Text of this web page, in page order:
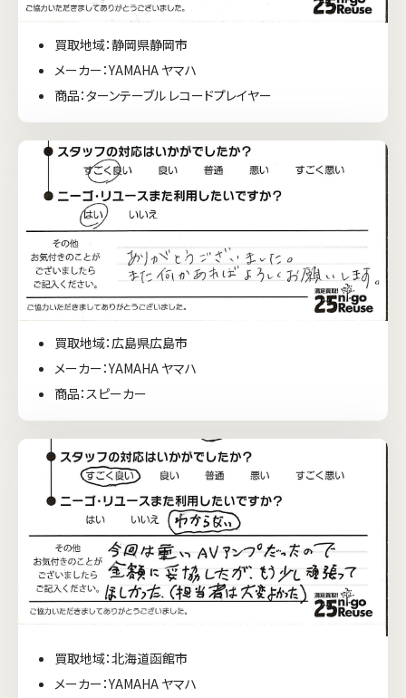
買取地域：静岡県静岡市
メーカー：YAMAHA ヤマハ
商品：ターンテーブル レコードプレイヤー
買取地域：広島県広島市
メーカー：YAMAHA ヤマハ
商品：スピーカー
買取地域：北海道函館市
メーカー：YAMAHA ヤマハ